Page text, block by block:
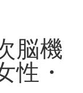
脳機
性・